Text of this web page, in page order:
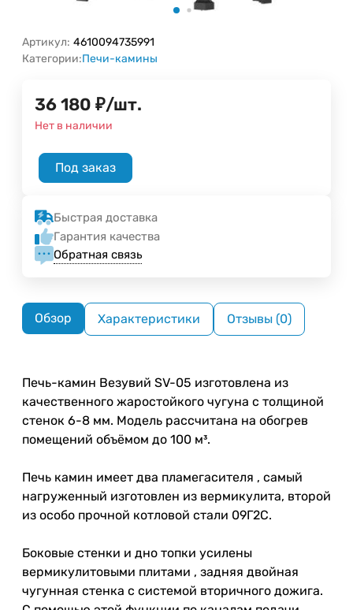
Артикул: 4610094735991
Категории:Печи-камины
36 180 ₽/шт.
Нет в наличии
Под заказ
Быстрая доставка
Гарантия качества
Обратная связь
Обзор Характеристики Отзывы (0)
Печь-камин Везувий SV-05 изготовлена из
качественного жаростойкого чугуна с толщиной
стенок 6-8 мм. Модель рассчитана на обогрев
помещений объёмом до 100 м³.
Печь камин имеет два пламегасителя , самый
нагруженный изготовлен из вермикулита, второй
из особо прочной котловой стали 09Г2С.
Боковые стенки и дно топки усилены
вермикулитовыми плитами , задняя двойная
чугунная стенка с системой вторичного дожига.